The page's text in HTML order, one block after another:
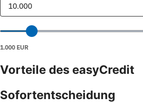
Vorteile des easyCredit
Sofortentscheidung